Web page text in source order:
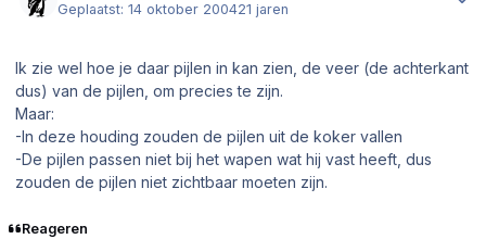
Geplaatst:14 oktober 200421 jaren
Ik zie wel hoe je daar pijlen in kan zien, de veer (de achterkant
dus) van de pijlen, om precies te zijn.
Maar:
-In deze houding zouden de pijlen uit de koker vallen
-De pijlen passen niet bij het wapen wat hij vast heeft, dus
zouden de pijlen niet zichtbaar moeten zijn.
Reageren